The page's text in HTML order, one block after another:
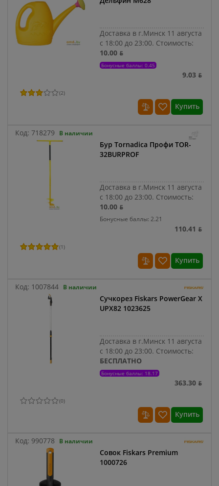
Доставка в г.Минск 11 августа
с 18:00 до 23:00. Стоимость:
10.00 ƃ
Бонусные баллы: 0.45
9.03 ƃ
(2)
Купить
Код: 718279 В наличии
Бур Tornadica Профи TOR-
32BURPROF
Доставка в г.Минск 11 августа
с 18:00 до 23:00. Стоимость:
10.00 ƃ
Бонусные баллы: 2.21
110.41 ƃ
(1)
Купить
Код: 1007844 В наличии
Сучкорез Fiskars PowerGear X
UPX82 1023625
Доставка в г.Минск 11 августа
с 18:00 до 23:00. Стоимость:
БЕСПЛАТНО
Бонусные баллы: 18.17
363.30 ƃ
(0)
Купить
Код: 990778 В наличии
Совок Fiskars Premium
1000726